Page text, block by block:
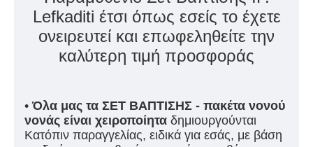
Lefkaditi έτσι όπως εσείς το έχετε
ονειρευτεί και επωφεληθείτε την
καλύτερη τιμή προσφοράς
•Όλα μας τα ΣΕΤ ΒΑΠΤΙΣΗΣ - πακέτα νονού
νονάς είναι χειροποίητα δημιουργούνται
Κατόπιν παραγγελίας, ειδικά για εσάς, με βάση